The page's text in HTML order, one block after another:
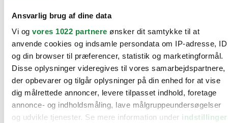
Ansvarlig brug af dine data
Vi og vores 1022 partnere ønsker dit samtykke til at
anvende cookies og indsamle persondata om IP-adresse, ID
og din browser til præferencer, statistik og marketingformål.
Disse oplysninger videregives til vores samarbejdspartnere,
der opbevarer og tilgår oplysninger på din enhed for at vise
dig målrettede annoncer, levere tilpasset indhold, foretage
annonce- og indholdsmåling, lave målgruppeundersøgelser
og udvikle tjenester. Se mere information under indstillinger